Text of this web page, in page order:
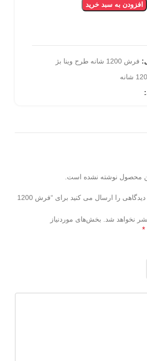
افزودن به سبد خرید
فرش 1200 شانه طرح وینا بژ
محصول نوشته نشده است.
اولین نفری باشید که دیدگاهی را ارسال می کنید برای “فرش 1200
نخواهد شد. بخش‌های موردنیاز
*